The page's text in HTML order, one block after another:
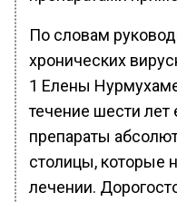
По словам
хронических
1 Елены
течение шести лет
препараты
столицы, которые
лечении.